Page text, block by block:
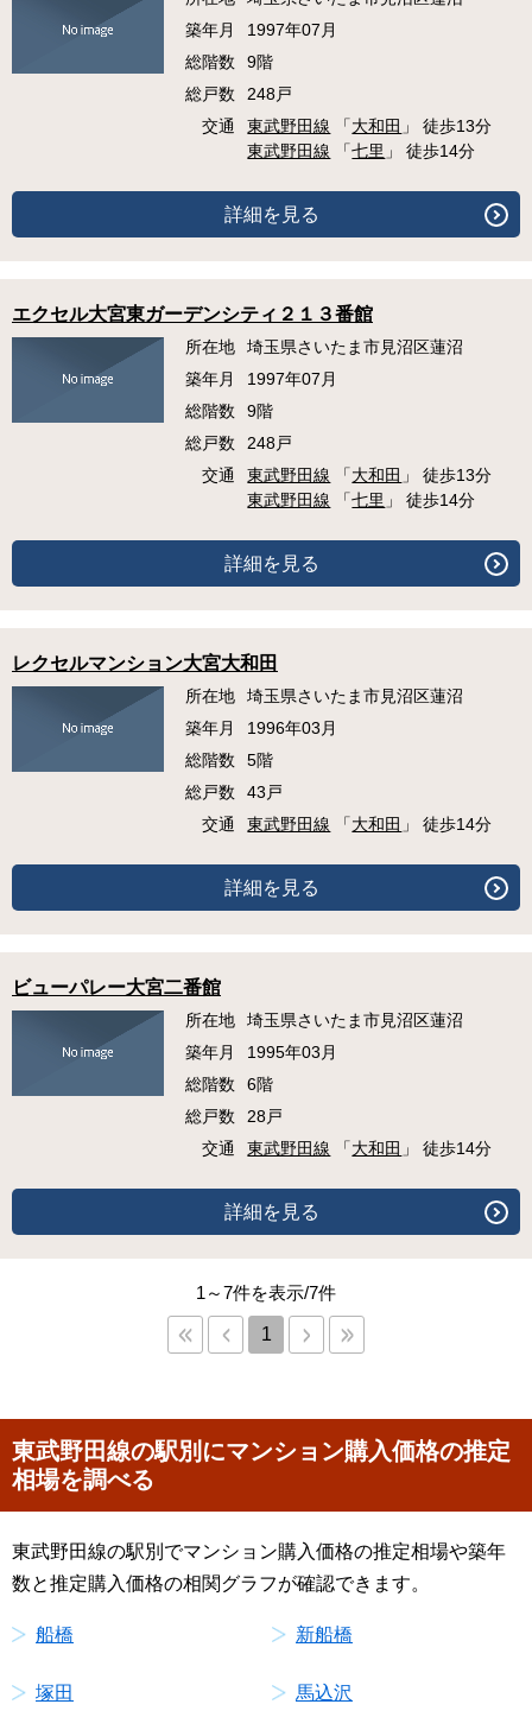
築年月
1997年07月
総階数
9階
総戸数
248戸
交通
東武野田線 「大和田 」 徒歩13分
東武野田線 「七里 」 徒歩14分
詳細を見る
エクセル大宮東ガーデンシティ２１３番館
所在地
埼玉県さいたま市見沼区蓮沼
築年月
1997年07月
総階数
9階
総戸数
248戸
交通
東武野田線 「大和田 」 徒歩13分
東武野田線 「七里 」 徒歩14分
詳細を見る
レクセルマンション大宮大和田
所在地
埼玉県さいたま市見沼区蓮沼
築年月
1996年03月
総階数
5階
総戸数
43戸
交通
東武野田線 「大和田 」 徒歩14分
詳細を見る
ビューパレー大宮二番館
所在地
埼玉県さいたま市見沼区蓮沼
築年月
1995年03月
総階数
6階
総戸数
28戸
交通
東武野田線 「大和田 」 徒歩14分
詳細を見る
1～7件を表示/7件
1
東武野田線の駅別にマンション購入価格の推定
相場を調べる
東武野田線の駅別でマンション購入価格の推定相場や築年
数と推定購入価格の相関グラフが確認できます。
船橋 新船橋
塚田 馬込沢